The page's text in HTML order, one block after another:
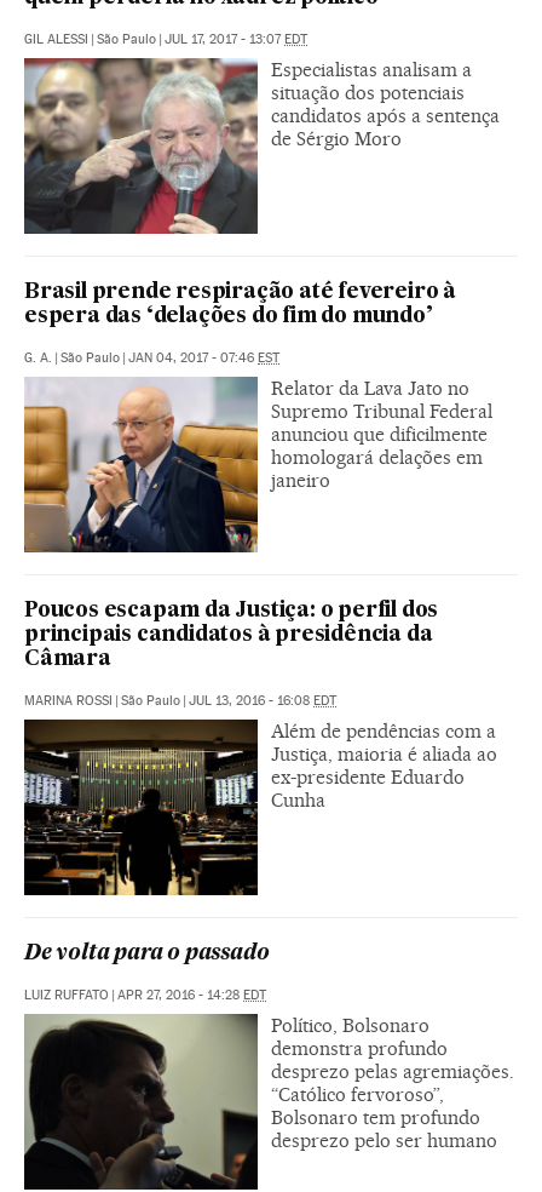
GIL ALESSI | São Paulo | JUL 17, 2017 - 13:07EDT
Especialistas analisam a
situação dos potenciais
candidatos após a sentença
de Sérgio Moro
Brasil prende respiração até fevereiro à
espera das ‘delações do fim do mundo’
G. A. | São Paulo | JAN 04, 2017 - 07:46 EST
Relator da Lava Jato no
Supremo Tribunal Federal
anunciou que dificilmente
homologará delações em
janeiro
Poucos escapam da Justiça: o perfil dos
principais candidatos à presidência da
Câmara
MARINA ROSSI | São Paulo | JUL 13, 2016 - 16:08 EDT
Além de pendências com a
Justiça, maioria é aliada ao
ex-presidente Eduardo
Cunha
De volta para o passado
LUIZ RUFFATO | APR 27, 2016 - 14:28 EDT
Político, Bolsonaro
demonstra profundo
desprezo pelas agremiações.
“Católico fervoroso”,
Bolsonaro tem profundo
desprezo pelo ser humano